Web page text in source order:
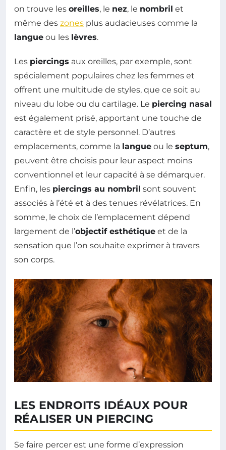
on trouve les oreilles, le nez, le nombril et
même des zones plus audacieuses comme la
langue ou les lèvres.
Les piercings aux oreilles, par exemple, sont
spécialement populaires chez les femmes et
offrent une multitude de styles, que ce soit au
niveau du lobe ou du cartilage. Le piercing nasal
est également prisé, apportant une touche de
caractère et de style personnel. D’autres
emplacements, comme la langue ou le septum,
peuvent être choisis pour leur aspect moins
conventionnel et leur capacité à se démarquer.
Enfin, les piercings au nombril sont souvent
associés à l’été et à des tenues révélatrices. En
somme, le choix de l’emplacement dépend
largement de l’objectif esthétique et de la
sensation que l’on souhaite exprimer à travers
son corps.
LES ENDROITS IDÉAUX POUR
RÉALISER UN PIERCING
Se faire percer est une forme d’expression